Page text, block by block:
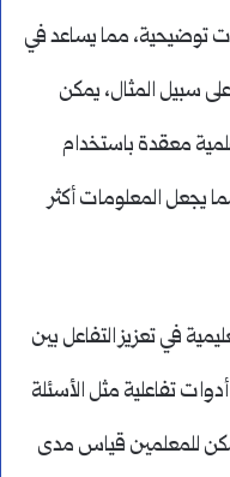
توضيحية، مما يساعد في
سبيل المثال، يمكن
معقدة باستخدام
يجعل المعلومات أكثر
في تعزيز التفاعل بين
تفاعلية مثل الأسئلة
للمعلمين قياس مدى